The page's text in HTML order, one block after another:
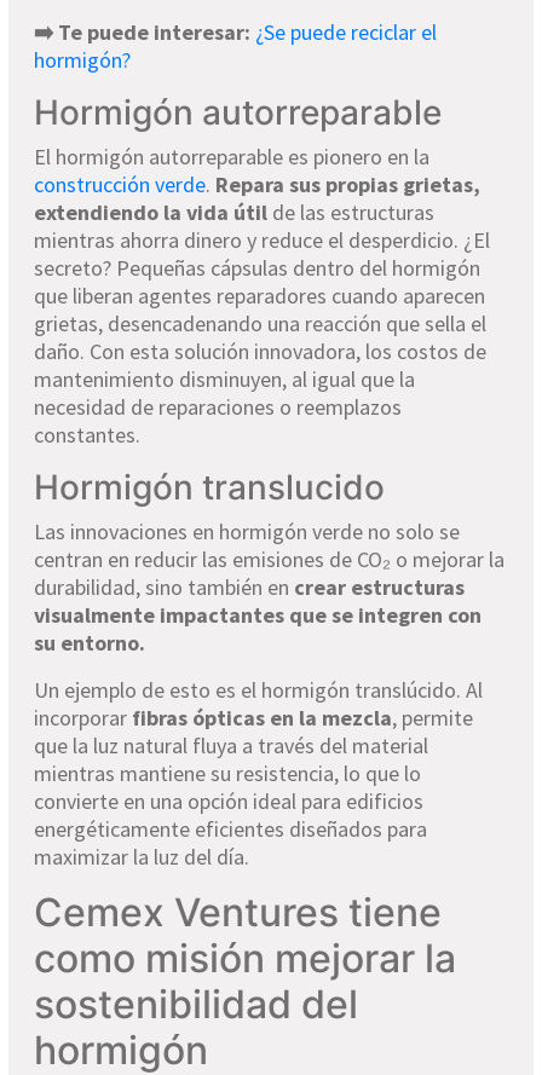
➡️ Te puede interesar: ¿Se puede reciclar el
hormigón?
Hormigón autorreparable
El hormigón autorreparable es pionero en la
construcción verde. Repara sus propias grietas,
extendiendo la vida útil de las estructuras
mientras ahorra dinero y reduce el desperdicio. ¿El
secreto? Pequeñas cápsulas dentro del hormigón
que liberan agentes reparadores cuando aparecen
grietas, desencadenando una reacción que sella el
daño. Con esta solución innovadora, los costos de
mantenimiento disminuyen, al igual que la
necesidad de reparaciones o reemplazos
constantes.
Hormigón translucido
Las innovaciones en hormigón verde no solo se
centran en reducir las emisiones de CO₂ o mejorar la
durabilidad, sino también en crear estructuras
visualmente impactantes que se integren con
su entorno.
Un ejemplo de esto es el hormigón translúcido. Al
incorporar fibras ópticas en la mezcla, permite
que la luz natural fluya a través del material
mientras mantiene su resistencia, lo que lo
convierte en una opción ideal para edificios
energéticamente eficientes diseñados para
maximizar la luz del día.
Cemex Ventures tiene
como misión mejorar la
sostenibilidad del
hormigón